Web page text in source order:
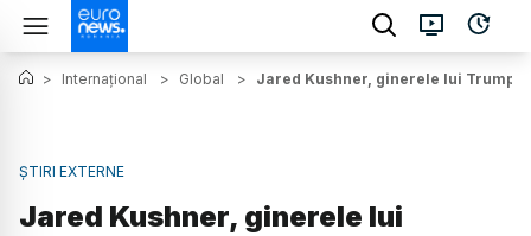
> Internațional > Global > Jared Kushner, ginerele lui Trump,
ȘTIRI EXTERNE
Jared Kushner, ginerele lui